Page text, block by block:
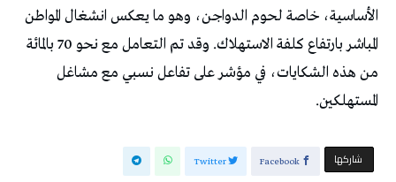
الأساسية، خاصة لحوم الدواجن، وهو ما يعكس انشغال المواطن
المباشر بارتفاع كلفة الاستهلاك. وقد تم التعامل مع نحو 70 بالمائة
من هذه الشكايات، في مؤشر على تفاعل نسبي مع مشاغل
المستهلكين.
‫‫ شاركها‬ Facebook
Twitter